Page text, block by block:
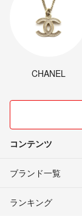
CHANEL
コンテンツ
ブランド一覧
ランキング